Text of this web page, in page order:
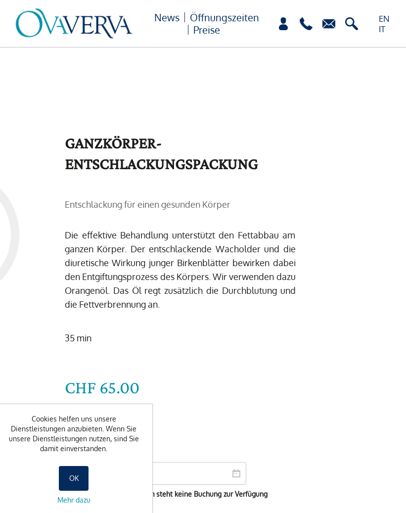
EN
IT
News
Öffnungszeiten
Preise
GANZKÖRPER-
ENTSCHLACKUNGSPACKUNG
Entschlackung für einen gesunden Körper
Die effektive Behandlung unterstützt den Fettabbau am
ganzen Körper. Der entschlackende Wacholder und die
diuretische Wirkung junger Birkenblätter bewirken dabei
den Entgiftungsprozess des Körpers. Wir verwenden dazu
Orangenöl. Das Öl regt zusätzlich die Durchblutung und
die Fettverbrennung an.
35 min
CHF 65.00
-
Wunschdatum
Für das ausgewählte Datum steht keine Buchung zur Verfügung
Cookies helfen uns unsere
Dienstleistungen anzubieten. Wenn Sie
unsere Dienstleistungen nutzen, sind Sie
damit einverstanden.
OK
Mehr dazu